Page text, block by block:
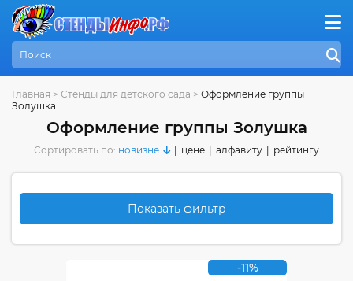
Главная > Стенды для детского сада > Оформление группы
Золушка
Оформление группы Золушка
Сортировать по: новизне цене алфавиту рейтингу
Показать фильтр
-11%